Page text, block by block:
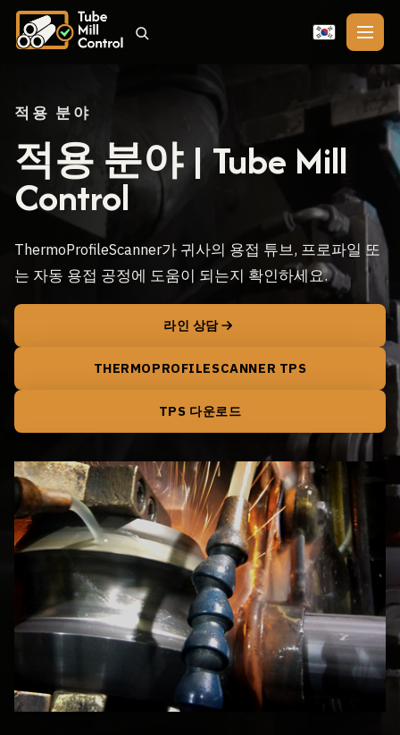
🇰🇷
적용 분야
적용 분야 | Tube Mill
Control
ThermoProfileScanner가 귀사의 용접 튜브, 프로파일 또
는 자동 용접 공정에 도움이 되는지 확인하세요.
라인 상담
THERMOPROFILESCANNER TPS
TPS 다운로드